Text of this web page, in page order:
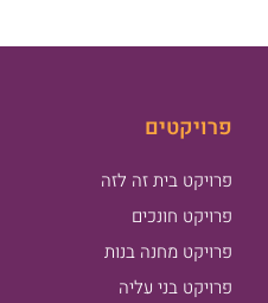
פרויקטים
פרויקט בית זה לזה
פרויקט חונכים
פרויקט מחנה בנות
פרויקט בני עליה